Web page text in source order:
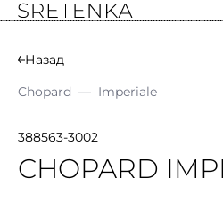
Назад
Chopard — Imperiale
388563-3002
CHOPARD